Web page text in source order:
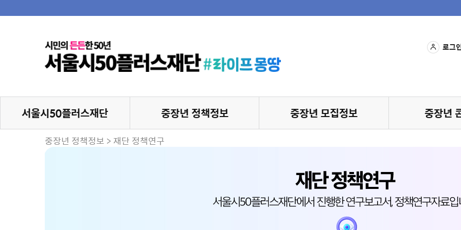
로그
서울시50플러스재단 중장년 정책정보 중장년 모집정보 중장년
중장년 정책정보 > 재단 정책연구